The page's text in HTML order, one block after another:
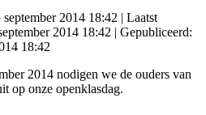
2014 18:42 | Laatst
2014 18:42 | Gepubliceerd:
18:42
2014 nodigen we de ouders van
op onze openklasdag.